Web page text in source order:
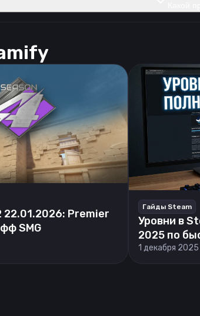
22.01.2026: Premier
SMG
Гайды Steam
Уровни в
2025 по
1 декабря 2025